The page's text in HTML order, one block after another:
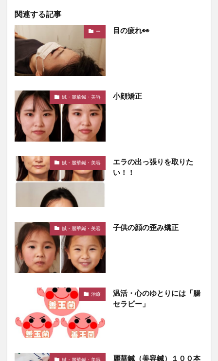
関連する記事
ー 目の疲れ👀
鍼・麗華鍼・美容 小顔矯正
鍼・麗華鍼・美容
エラの出っ張りを取りた
い！！
鍼・麗華鍼・美容 子供の顔の歪み矯正
治療
温活・心のゆとりには「腸
セラピー」
鍼・麗華鍼・美容
麗華鍼（美容鍼）１００本